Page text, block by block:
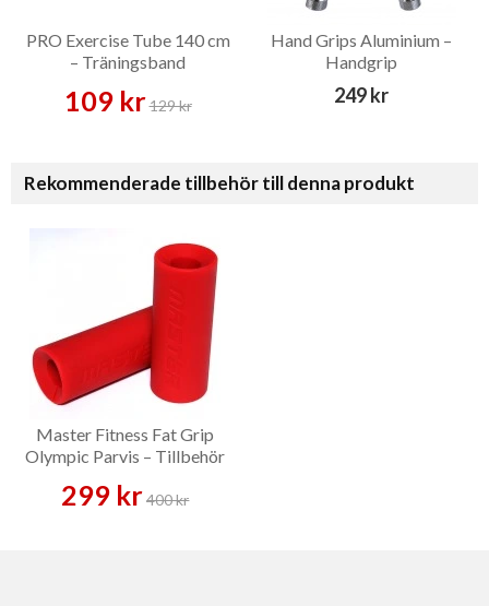
PRO Exercise Tube 140 cm
– Träningsband
109 kr129 kr
Hand Grips Aluminium –
Handgrip
249 kr
Rekommenderade tillbehör till denna produkt
Master Fitness Fat Grip
Olympic Parvis – Tillbehör
299 kr 400 kr